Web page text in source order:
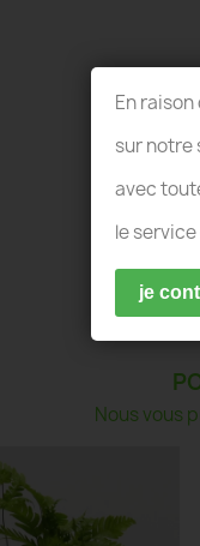
Nous vous
En
sur notre
avec
le
je